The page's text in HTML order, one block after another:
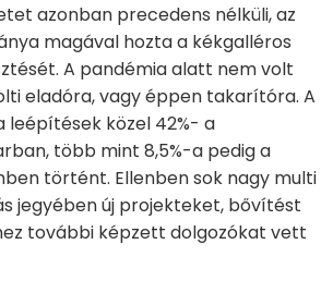
azonban precedens nélküli, az
magával hozta a kékgalléros
A pandémia alatt nem volt
eladóra, vagy éppen takarítóra. A
leépítések közel 42%- a
több mint 8,5%-a pedig a
történt. Ellenben sok nagy multi
jegyében új projekteket, bővítést
további képzett dolgozókat vett